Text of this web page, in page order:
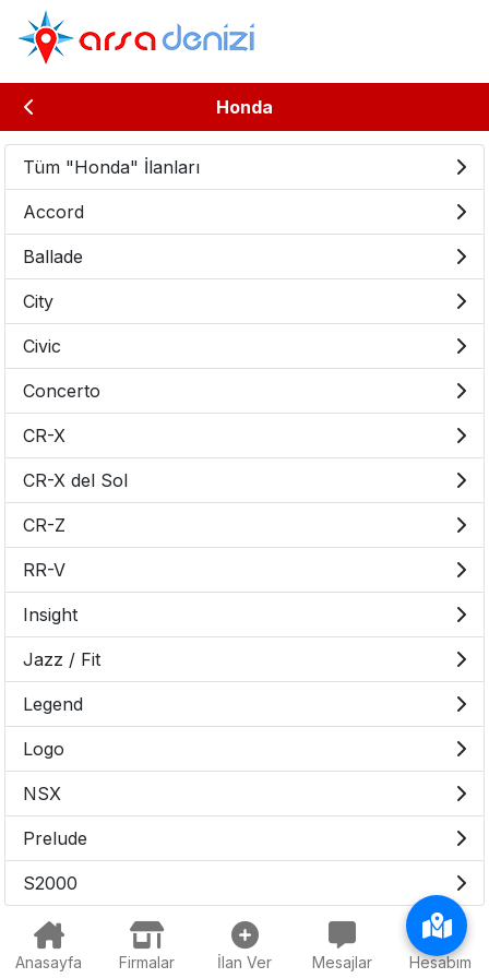
Honda
Tüm "Honda" İlanları
Accord
Ballade
City
Civic
Concerto
CR-X
CR-X del Sol
CR-Z
RR-V
Insight
Jazz / Fit
Legend
Logo
NSX
Prelude
S2000
Anasayfa Firmalar İlan Ver Mesajlar Hesabım